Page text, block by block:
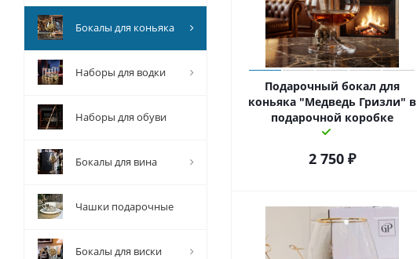
Подарочный бокал для
коньяка "Медведь Гризли" в
подарочной коробке
2 750₽
Бокалы для коньяка
Наборы для водки
Наборы для обуви
Бокалы для вина
Чашки подарочные
Бокалы для виски